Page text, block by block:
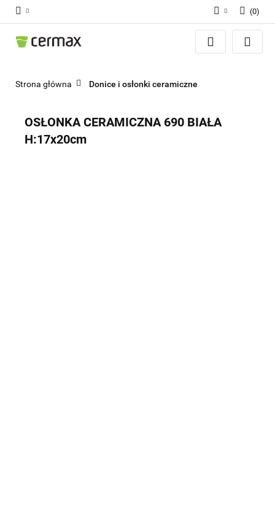
Zaloguj się
(0)
Strona główna Donice i osłonki ceramiczne
OSŁONKA CERAMICZNA 690 BIAŁA
H:17x20cm